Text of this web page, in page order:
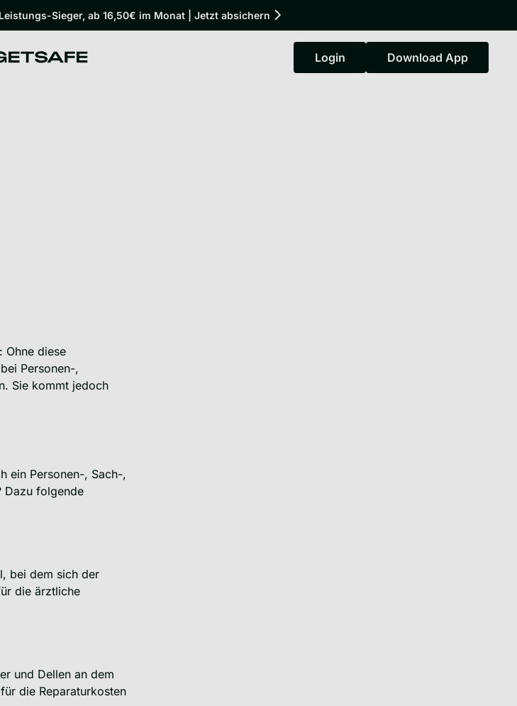
Sieger, ab 16,50€ im Monat | Jetzt absichern
Login
Login Download App
Download App
Ohne diese
Personen-,
Sie kommt jedoch
ein Personen-, Sach-,
Dazu folgende
bei dem sich der
die ärztliche
und Dellen an dem
die Reparaturkosten